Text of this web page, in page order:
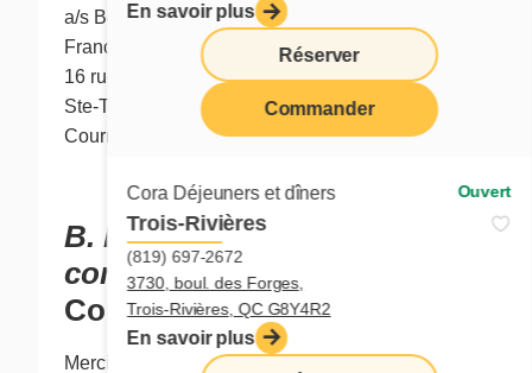
En savoir plus
Réserver
Commander
Cora Déjeuners et dîners Ouvert
Trois-Rivières
(819) 697-2672
3730, boul. des Forges,
Trois-Rivières, QC G8Y4R2
En savoir plus
a/s Benoit Morel
Franchises Cora Inc.
16 rue Sicard, local 50
Ste-Thérèse (Québec) J7E 3W7
Courriel :
bmorel@chezcora.com
B. Politique de
confidentialité
Cora Déjeuners et dîners
Merci de nous rendre visite en ligne à l’adresse